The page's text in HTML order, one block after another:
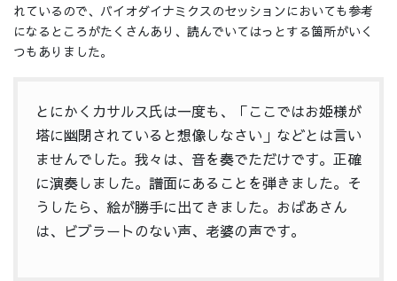
れているので、バイオダイナミクスのセッションにおいても参考
になるところがたくさんあり、読んでいてはっとする箇所がいく
つもありました。
とにかくカサルス氏は一度も、「ここではお姫様が
塔に幽閉されていると想像しなさい」などとは言い
ませんでした。我々は、音を奏でただけです。正確
に演奏しました。譜面にあることを弾きました。そ
うしたら、絵が勝手に出てきました。おばあさん
は、ビブラートのない声、老婆の声です。